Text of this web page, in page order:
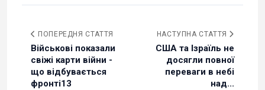
ПОПЕРЕДНЯ СТАТТЯ
Військові показали
свіжі карти війни -
що відбувається
фронті13
НАСТУПНА СТАТТЯ
США та Ізраїль не
досягли повної
переваги в небі
над...